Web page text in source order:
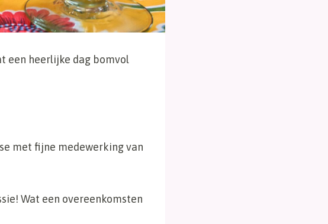
een heerlijke dag bomvol
met fijne medewerking van
Wat een overeenkomsten